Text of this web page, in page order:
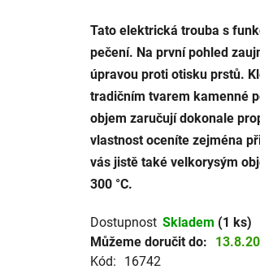
je
0,0
z
5
hvězdiček.
Tato elektrická trouba s
pečení. Na první pohled
úpravou proti otisku prstů.
tradičním tvarem kamenné
objem zaručují dokonale
vlastnost oceníte zejména
vás jistě také velkorysým
300 °C.
Dostupnost Skladem (1 ks)
Můžeme doručit do:
Kód:
16742